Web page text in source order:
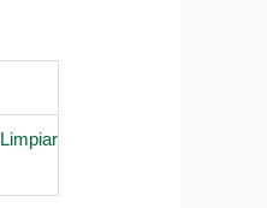
Limpiar